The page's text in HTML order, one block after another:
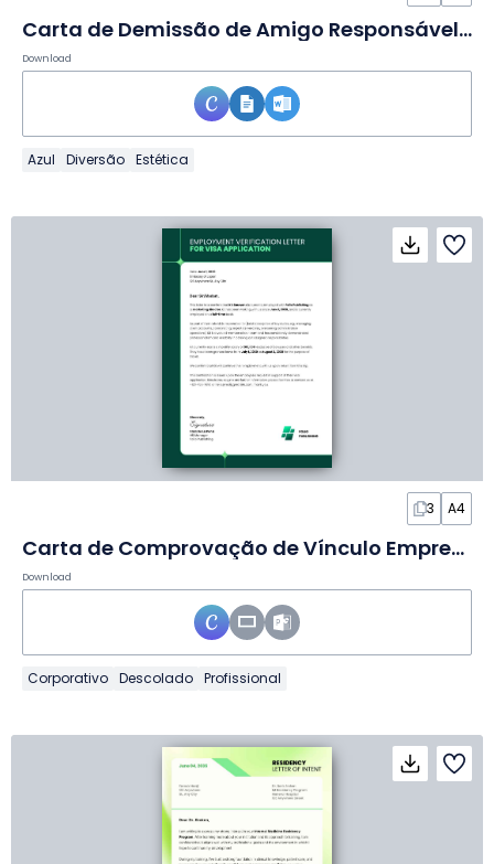
Carta de Demissão de Amigo Responsável em Documento
Download
Azul Diversão Estética
3 A4
Carta de Comprovação de Vínculo Empregatício para Visto em Slides
Download
Corporativo Descolado Profissional